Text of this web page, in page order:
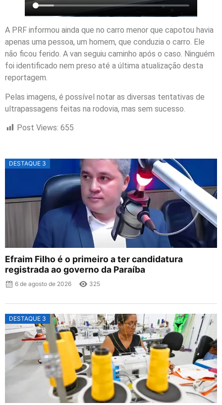
A PRF informou ainda que no carro menor que capotou havia
apenas uma pessoa, um homem, que conduzia o carro. Ele
não ficou ferido. A van seguiu caminho após o caso. Ninguém
foi identificado nem preso até a última atualização desta
reportagem.
Pelas imagens, é possível notar as diversas tentativas de
ultrapassagens feitas na rodovia, mas sem sucesso.
Post Views: 655
DESTAQUE 3
Efraim Filho é o primeiro a ter candidatura
registrada ao governo da Paraíba
6 de agosto de 2026 325
DESTAQUE 3